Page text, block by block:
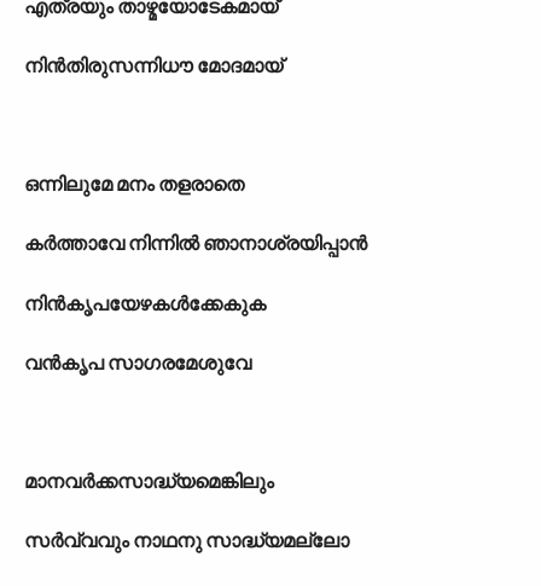
എത്രയും താഴ്മയോടേകമായ്
നിൻതിരുസന്നിധൗ മോദമായ്
ഒന്നിലുമേ മനം തളരാതെ
കർത്താവേ നിന്നിൽ ഞാനാശ്രയിപ്പാൻ
നിൻകൃപയേഴകൾക്കേകുക
വൻകൃപ സാഗരമേശുവേ
മാനവർക്കസാദ്ധ്യമെങ്കിലും
സർവ്വവും നാഥനു സാദ്ധ്യമല്ലോ